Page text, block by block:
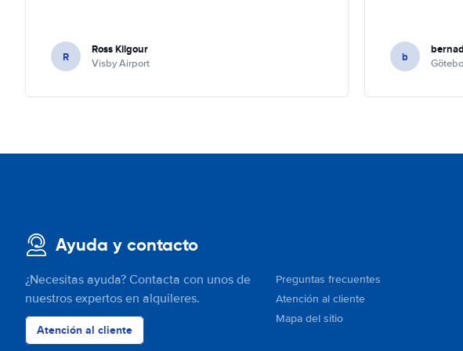
R Ross Kilgour
Visby Airport b
Ayuda y contacto
¿Necesitas ayuda? Contacta con unos de
nuestros expertos en alquileres.
Atención al cliente
Preguntas frecuentes
Atención al cliente
Mapa del sitio